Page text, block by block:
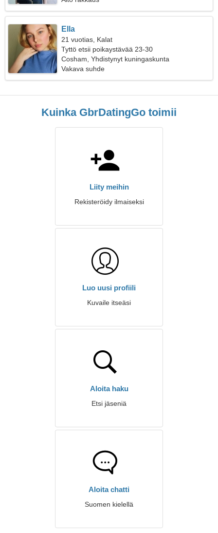
Ella
21 vuotias, Kalat
Tyttö etsii poikaystävää 23-30
Cosham, Yhdistynyt kuningaskunta
Vakava suhde
Kuinka GbrDatingGo toimii
Liity meihin
Rekisteröidy ilmaiseksi
Luo uusi profiili
Kuvaile itseäsi
Aloita haku
Etsi jäseniä
Aloita chatti
Suomen kielellä